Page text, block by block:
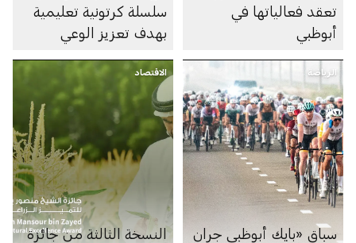
تعقد فعالياتها في
أبوظبي
سلسلة كرتونية تعليمية
بهدف تعزيز الوعي
الرياضة
سباق «بايك أبوظبي جران
الاقتصاد
النسخة الثالثة من جائزة